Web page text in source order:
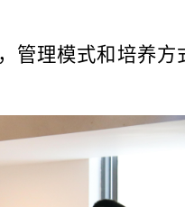
管理模式和培养方